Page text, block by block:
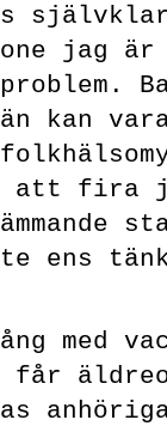
jag är
problem.
kan
att fira
ens
med
får